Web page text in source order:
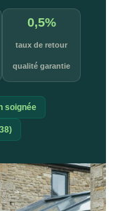
0,5%
taux de retour
qualité garantie
soignée